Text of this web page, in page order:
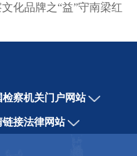
化品牌之“益”守南梁红
检察机关门户网站
链接法律网站